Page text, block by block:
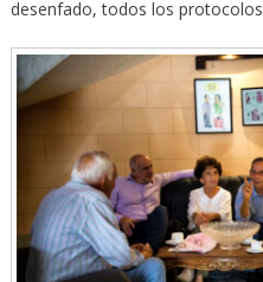
desenfado, todos los